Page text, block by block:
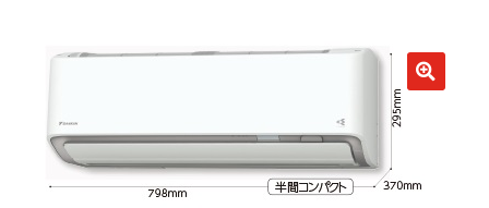
お問い合わせ